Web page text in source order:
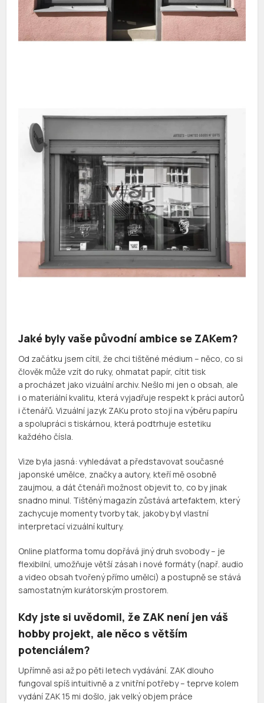
Jaké byly vaše původní ambice se ZAKem?
Od začátku jsem cítil, že chci tištěné médium – něco, co si
člověk může vzít do ruky, ohmatat papír, cítit tisk
a procházet jako vizuální archiv. Nešlo mi jen o obsah, ale
i o materiální kvalitu, která vyjadřuje respekt k práci autorů
i čtenářů. Vizuální jazyk ZAKu proto stojí na výběru papíru
a spolupráci s tiskárnou, která podtrhuje estetiku
každého čísla.
Vize byla jasná: vyhledávat a představovat současné
japonské umělce, značky a autory, kteří mě osobně
zaujmou, a dát čtenáři možnost objevit to, co by jinak
snadno minul. Tištěný magazín zůstává artefaktem, který
zachycuje momenty tvorby tak, jakoby byl vlastní
interpretací vizuální kultury.
Online platforma tomu dopřává jiný druh svobody – je
flexibilní, umožňuje větší zásah i nové formáty (např. audio
a video obsah tvořený přímo umělci) a postupně se stává
samostatným kurátorským prostorem.
Kdy jste si uvědomil, že ZAK není jen váš
hobby projekt, ale něco s větším
potenciálem?
Upřímně asi až po pěti letech vydávání. ZAK dlouho
fungoval spíš intuitivně a z vnitřní potřeby – teprve kolem
vydání ZAK 15 mi došlo, jak velký objem práce